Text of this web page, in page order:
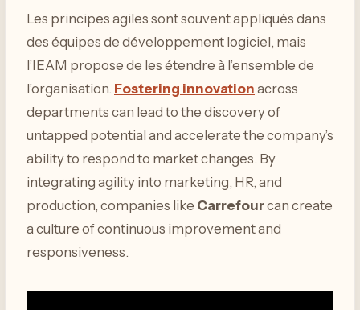
Les principes agiles sont souvent appliqués dans
des équipes de développement logiciel, mais
l’IEAM propose de les étendre à l’ensemble de
l’organisation. Fostering innovation across
departments can lead to the discovery of
untapped potential and accelerate the company’s
ability to respond to market changes. By
integrating agility into marketing, HR, and
production, companies like Carrefourcan create
a culture of continuous improvement and
responsiveness.